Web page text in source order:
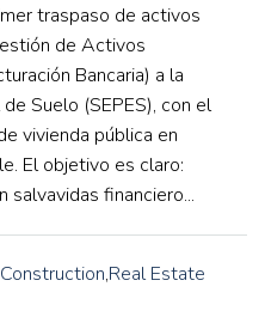
traspaso de activos
de Activos
Bancaria) a la
Suelo (SEPES), con el
vivienda pública en
El objetivo es claro:
salvavidas financiero...
Construction,Real Estate